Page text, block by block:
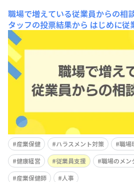
職場で増えている従業員からの相
タッフの投票結果から はじめに従
は、時代や職場環境の変化ととも
業保健スタッフにとっては「いま
何か」を把握することが、効果的
がります。今回、さんぽLABでは
に「あなたの職場で増えている従
は？」という投
産業保健 ハラスメント対策 職場
健康経営
従業員支援 職場のメン
産業保健師
人事